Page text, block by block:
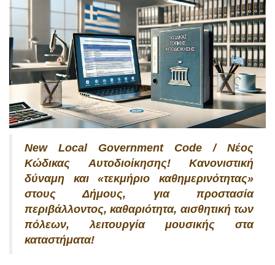
New Local Government Code / Νέος
Κώδικας Αυτοδιοίκησης! Κανονιστική
δύναμη και «τεκμήριο καθημερινότητας»
στους Δήμους, για προστασία
περιβάλλοντος, καθαριότητα, αισθητική των
πόλεων, λειτουργία μουσικής στα
καταστήματα!